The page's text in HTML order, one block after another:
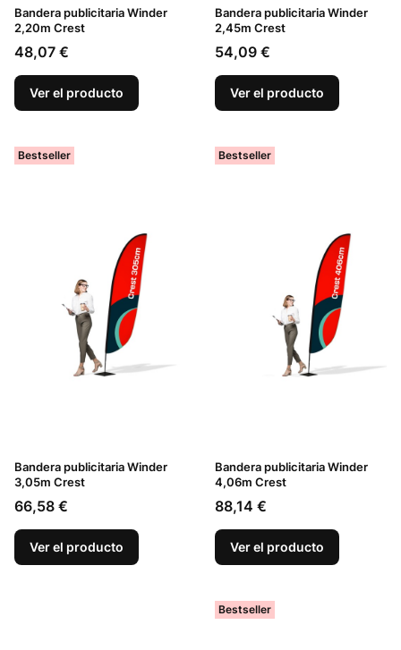
Bandera publicitaria Winder
2,20m Crest
Precio
48,07 €
Ver el producto
Bandera publicitaria Winder
2,45m Crest
Precio
54,09 €
Ver el producto
Bestseller
Bandera publicitaria Winder
3,05m Crest
Precio
66,58 €
Ver el producto
Bestseller
Bandera publicitaria Winder
4,06m Crest
Precio
88,14 €
Ver el producto
Bestseller